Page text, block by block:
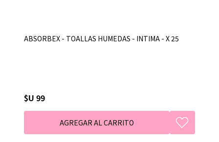
ABSORBEX - TOALLAS HUMEDAS - INTIMA - X 25
$U 99